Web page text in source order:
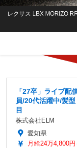
レクサス LBX MORIZO
「27卒」ライブ
員/20代活躍中/髪
目
株式会社ELM
愛知県
月給24万4,800円